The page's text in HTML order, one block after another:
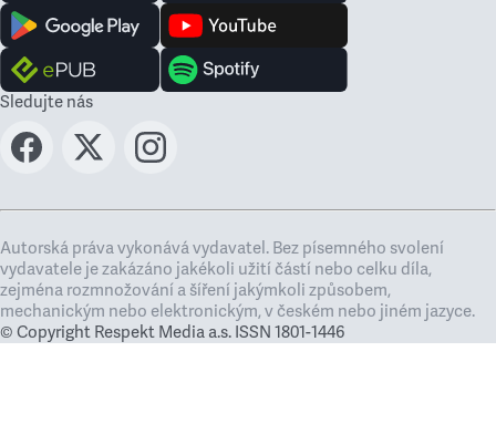
Sledujte nás
Autorská práva vykonává vydavatel. Bez písemného svolení
vydavatele je zakázáno jakékoli užití částí nebo celku díla,
zejména rozmnožování a šíření jakýmkoli způsobem,
mechanickým nebo elektronickým, v českém nebo jiném jazyce.
© Copyright Respekt Media a.s. ISSN 1801-1446